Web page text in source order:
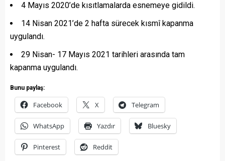
4 Mayıs 2020’de kısıtlamalarda esnemeye gidildi.
14 Nisan 2021’de 2 hafta sürecek kısmî kapanma
uygulandı.
29 Nisan- 17 Mayıs 2021 tarihleri arasında tam
kapanma uygulandı.
Bunu paylaş:
Facebook X Telegram
WhatsApp Yazdır Bluesky
Pinterest Reddit